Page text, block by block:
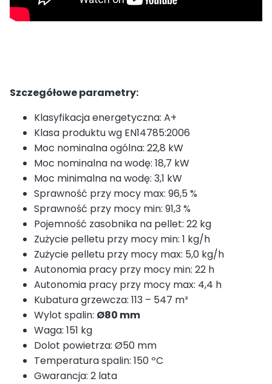
Szczegółowe parametry:
Klasyfikacja energetyczna: A+
Klasa produktu wg EN14785:2006
Moc nominalna ogólna: 22,8 kW
Moc nominalna na wodę: 18,7 kW
Moc minimalna na wodę: 3,1 kW
Sprawność przy mocy max: 96,5 %
Sprawność przy mocy min: 91,3 %
Pojemność zasobnika na pellet: 22 kg
Zużycie pelletu przy mocy min: 1 kg/h
Zużycie pelletu przy mocy max: 5,0 kg/h
Autonomia pracy przy mocy min: 22 h
Autonomia pracy przy mocy max: 4,4 h
Kubatura grzewcza: 113 – 547 m³
Wylot spalin: Ø80 mm
Waga: 151 kg
Dolot powietrza: Ø50 mm
Temperatura spalin: 150 ºC
Gwarancja: 2 lata